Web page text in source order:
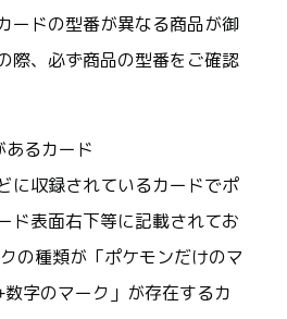
ードの型番が異なる商品が御
際、必ず商品の型番をご確認
あるカード
に収録されているカードでポ
ド表面右下等に記載されてお
の種類が「ポケモンだけのマ
字のマーク」が存在するカ